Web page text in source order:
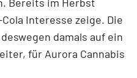
Interesse zeige. Die
damals auf ein
für Aurora Cannabis